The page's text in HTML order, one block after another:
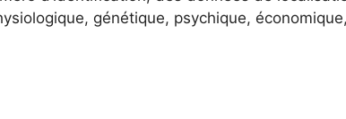
génétique, psychique,